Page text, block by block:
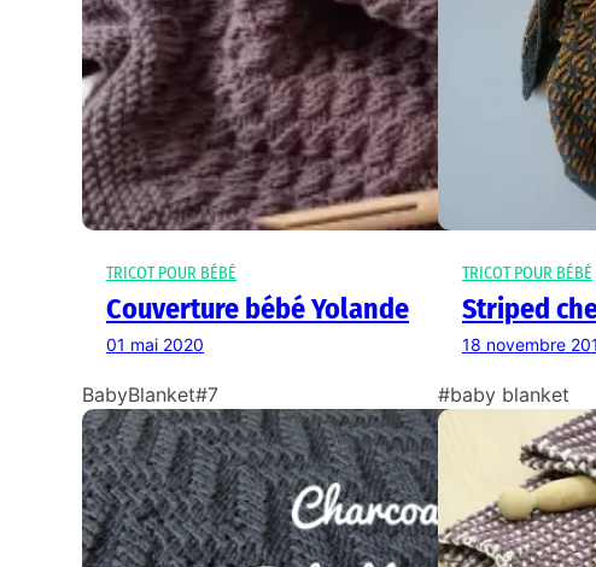
TRICOT POUR BÉBÉ
Couverture bébé Yolande
01 mai 2020
BabyBlanket#7
TRICOT POUR BÉBÉ
Striped
18 novembre
#baby blanket